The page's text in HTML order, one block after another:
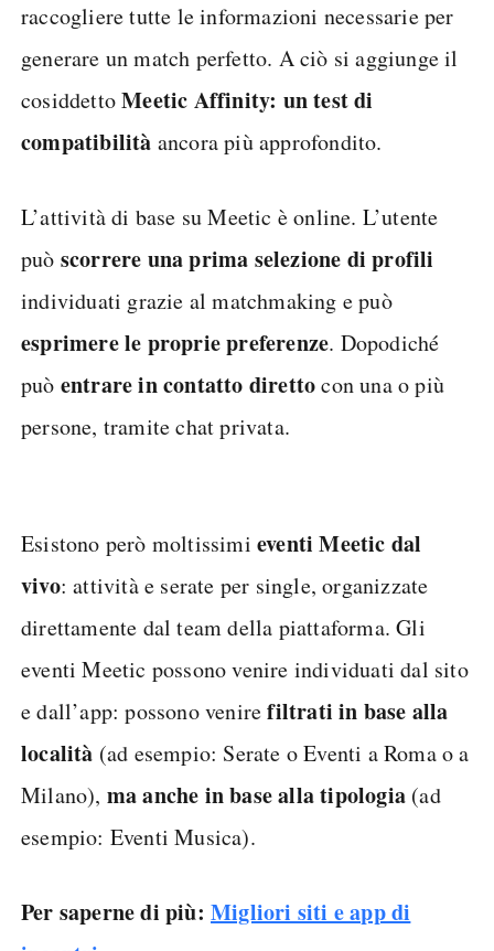
raccogliere tutte le informazioni necessarie per
generare un match perfetto. A ciò si aggiunge il
cosiddettoMeetic Affinity: un test di
compatibilità ancora più approfondito.
L’attività di base su Meetic è online. L’utente
può scorrere una prima selezione di profili
individuati grazie al matchmaking e può
esprimere le proprie preferenze. Dopodiché
può entrare in contatto direttocon una o più
persone, tramite chat privata.
Esistono però moltissimi eventi Meetic dal
vivo: attività e serate per single, organizzate
direttamente dal team della piattaforma. Gli
eventi Meetic possono venire individuati dal sito
e dall’app: possono venirefiltrati in base alla
località (ad esempio: Serate o Eventi a Roma o a
Milano), ma anche in base alla tipologia (ad
esempio: Eventi Musica).
Per saperne di più: Migliori siti e app di